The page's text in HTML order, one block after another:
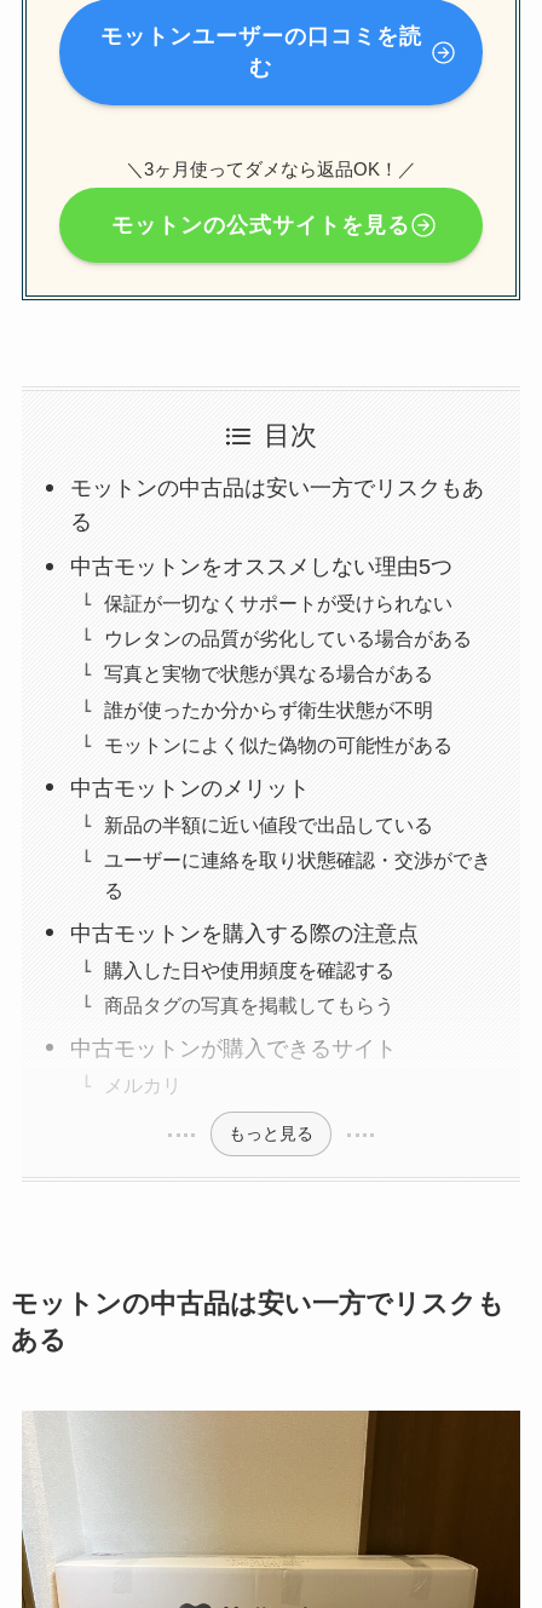
モットンユーザーの口コミを読
む
＼3ヶ月使ってダメなら返品OK！／
モットンの公式サイトを見る
目次
モットンの中古品は安い一方でリスクもあ
る
中古モットンをオススメしない理由5つ
保証が一切なくサポートが受けられない
ウレタンの品質が劣化している場合がある
写真と実物で状態が異なる場合がある
誰が使ったか分からず衛生状態が不明
モットンによく似た偽物の可能性がある
中古モットンのメリット
新品の半額に近い値段で出品している
ユーザーに連絡を取り状態確認・交渉ができ
る
中古モットンを購入する際の注意点
購入した日や使用頻度を確認する
商品タグの写真を掲載してもらう
中古モットンが購入できるサイト
メルカリ
もっと見る
モットンの中古品は安い一方でリスクも
ある